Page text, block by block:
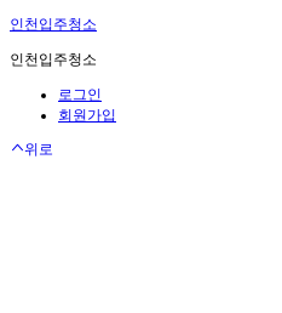
인천입주청소
인천입주청소
로그인
회원가입
위로